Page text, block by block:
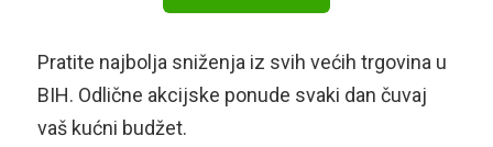
Pratite najbolja sniženja iz svih većih trgovina u
BIH. Odlične akcijske ponude svaki dan čuvaj
vaš kućni budžet.